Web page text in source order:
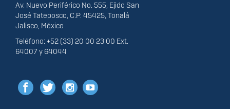
Av. Nuevo Periférico No. 555, Ejido San
José Tateposco, C.P. 45425, Tonalá
Jalisco, México
Teléfono: +52 (33) 20 00 23 00 Ext.
64007 y 64044